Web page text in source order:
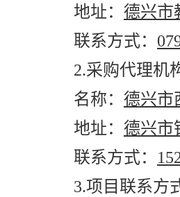
地址： 德兴市
联系方式：
2.采购代理机
名称： 德兴市
地址： 德兴市
联系方式：
3.项目联系方